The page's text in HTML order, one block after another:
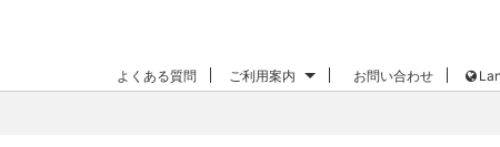
よくある質問 ご利用案内 お問い合わせ